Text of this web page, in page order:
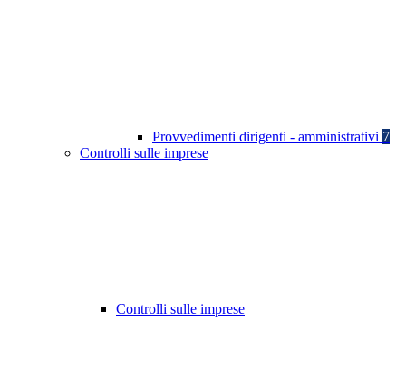
Provvedimenti dirigenti - amministrativi 7
Controlli sulle imprese
Controlli sulle imprese